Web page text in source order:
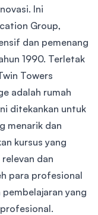
Ini
Group,
dan pemenang
1990. Terletak
Towers
adalah rumah
ditekankan untuk
menarik dan
kursus yang
dan
para profesional
yang